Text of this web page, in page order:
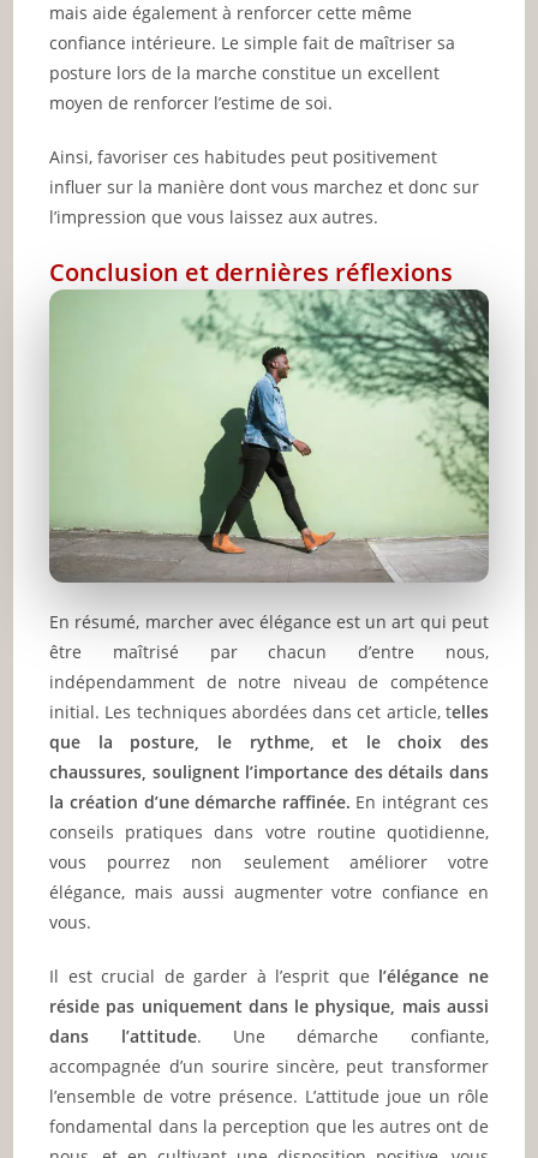
mais aide également à renforcer cette même
confiance intérieure. Le simple fait de maîtriser sa
posture lors de la marche constitue un excellent
moyen de renforcer l’estime de soi.
Ainsi, favoriser ces habitudes peut positivement
influer sur la manière dont vous marchez et donc sur
l’impression que vous laissez aux autres.
Conclusion et dernières réflexions
En résumé, marcher avec élégance est un art qui peut
être maîtrisé par chacun d’entre nous,
indépendamment de notre niveau de compétence
initial. Les techniques abordées dans cet article, telles
que la posture, le rythme, et le choix des
chaussures, soulignent l’importance des détails dans
la création d’une démarche raffinée. En intégrant ces
conseils pratiques dans votre routine quotidienne,
vous pourrez non seulement améliorer votre
élégance, mais aussi augmenter votre confiance en
vous.
Il est crucial de garder à l’esprit que l’élégance ne
réside pas uniquement dans le physique, mais aussi
dans l’attitude. Une démarche confiante,
accompagnée d’un sourire sincère, peut transformer
l’ensemble de votre présence. L’attitude joue un rôle
fondamental dans la perception que les autres ont de